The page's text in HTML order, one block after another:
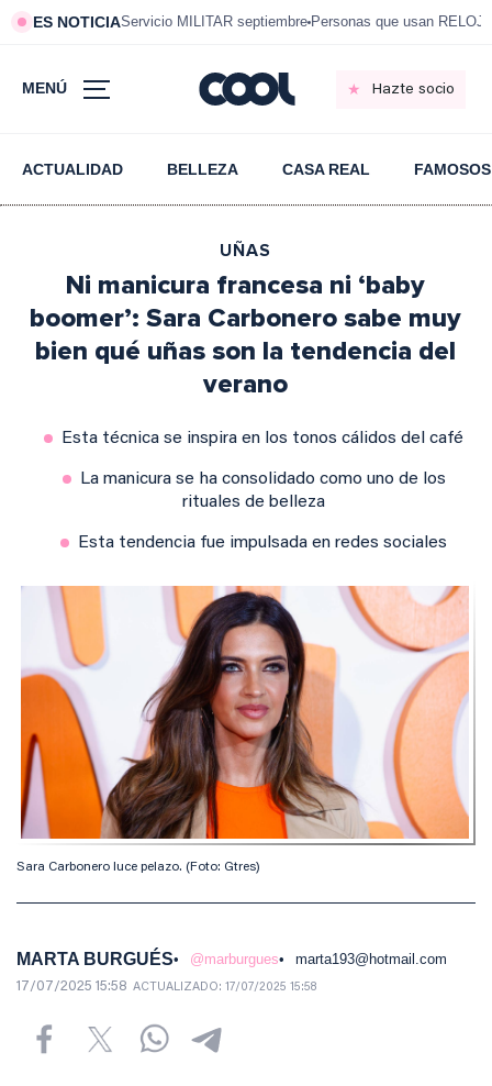
ES NOTICIAServicio MILITAR septiembre Personas que usan RELOJ
MENÚ Hazte socio
ACTUALIDAD BELLEZA CASA REAL FAMOSOS
UÑAS
Ni manicura francesa ni ‘baby
boomer’: Sara Carbonero sabe muy
bien qué uñas son la tendencia del
verano
Esta técnica se inspira en los tonos cálidos del café
La manicura se ha consolidado como uno de los
rituales de belleza
Esta tendencia fue impulsada en redes sociales
Sara Carbonero luce pelazo. (Foto: Gtres)
MARTA BURGUÉS @marburgues marta193@hotmail.com
17/07/2025 15:58 ACTUALIZADO: 17/07/2025 15:58